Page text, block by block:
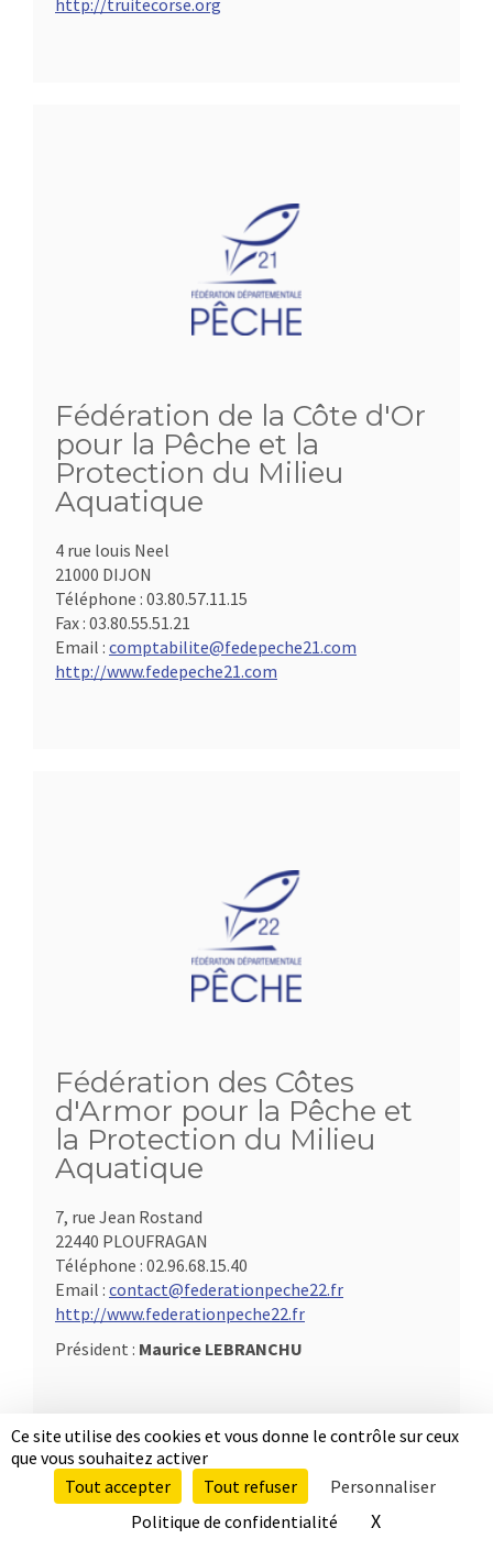
Ce site utilise des cookies et vous donne le contrôle sur ceux
que vous souhaitez activer
Tout accepter
Tout refuser
Personnaliser
Politique de confidentialité
X
Fédération de la Côte d'Or
pour la Pêche et la
Protection du Milieu
Aquatique
4 rue louis Neel
21000 DIJON
Téléphone : 03.80.57.11.15
Fax : 03.80.55.51.21
Email : comptabilite@fedepeche21.com
http://www.fedepeche21.com
Fédération des Côtes
d'Armor pour la Pêche et
la Protection du Milieu
Aquatique
7, rue Jean Rostand
22440 PLOUFRAGAN
Téléphone : 02.96.68.15.40
Email : contact@federationpeche22.fr
http://www.federationpeche22.fr
Président : Maurice LEBRANCHU